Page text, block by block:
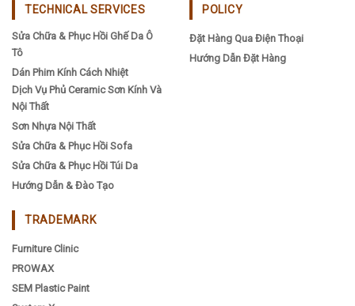
TECHNICAL SERVICES
Sửa Chữa & Phục Hồi Ghế Da Ô
Tô
Dán Phim Kính Cách Nhiệt
Dịch Vụ Phủ Ceramic Sơn Kính Và
Nội Thất
Sơn Nhựa Nội Thất
Sửa Chữa & Phục Hồi Sofa
Sửa Chữa & Phục Hồi Túi Da
Hướng Dẫn & Đào Tạo
POLICY
Đặt Hàng Qua Điện Thoại
Hướng Dẫn Đặt Hàng
TRADEMARK
Furniture Clinic
PROWAX
SEM Plastic Paint